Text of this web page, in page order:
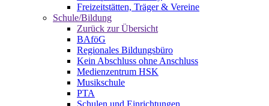
Freizeitstätten, Träger & Vereine
Schule/Bildung
Zurück zur Übersicht
BAföG
Regionales Bildungsbüro
Kein Abschluss ohne Anschluss
Medienzentrum HSK
Musikschule
PTA
Schulen und Einrichtungen